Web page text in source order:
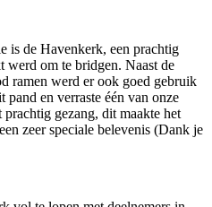
is de Havenkerk, een prachtig
werd om te bridgen. Naast de
ramen werd er ook goed gebruik
pand en verraste één van onze
prachtig gezang, dit maakte het
zeer speciale belevenis (Dank je